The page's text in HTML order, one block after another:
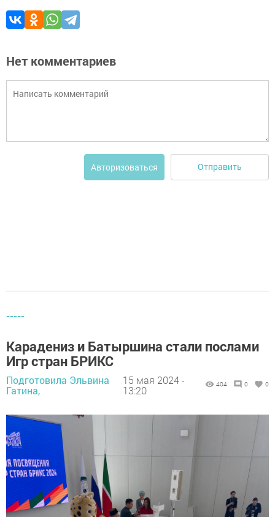
Нет комментариев
Авторизоваться Отправить
-----
Карадениз и Батыршина стали послами
Игр стран БРИКС
Подготовила Эльвина
Гатина,
15 мая 2024 -
13:20
404 0 0